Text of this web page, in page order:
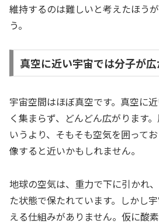
維持するのは難しいと考えたほう
う。
真空に近い宇宙では分子が
宇宙空間はほぼ真空です。真空に
く集まらず、どんどん広がります
いうより、そもそも空気を囲って
像すると近いかもしれません。
地球の空気は、重力で下に引かれ
た状態で保たれています。しかし
える仕組みがありません。仮に酸